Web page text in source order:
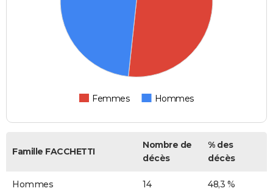
Femmes Hommes
Famille FACCHETTI
Nombre de
décès
% des
décès
Hommes 14 48,3 %